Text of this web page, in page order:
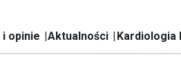
i opinie Aktualności Kardiologia